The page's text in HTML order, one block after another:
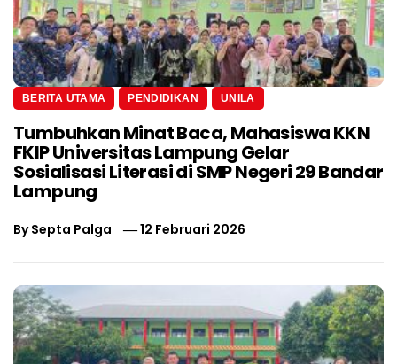
BERITA UTAMA PENDIDIKAN UNILA
Tumbuhkan Minat Baca, Mahasiswa KKN
FKIP Universitas Lampung Gelar
Sosialisasi Literasi di SMP Negeri 29 Bandar
Lampung
BySepta Palga 12 Februari 2026